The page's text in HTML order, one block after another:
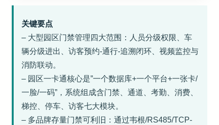
关键要点
– 大型园区门禁管理四大范围：人员分级权限、车
辆分级进出、访客预约-通行-追溯闭环、视频监控与
消防联动。
– 园区一卡通核心是”一个数据库+一个平台+一张卡/
一脸/一码”，系统组成含门禁、通道、考勤、消费、
梯控、停车、访客七大模块。
– 多品牌存量门禁可利旧：通过韦根/RS485/TCP-